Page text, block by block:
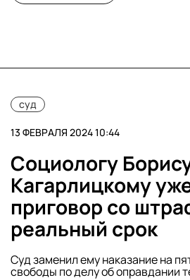
суд
13 ФЕВРАЛЯ 2024 10:44
Социологу
Кагарлицкому
приговор со
реальный срок
Суд заменил ему наказание на
свободы по делу об оправдании